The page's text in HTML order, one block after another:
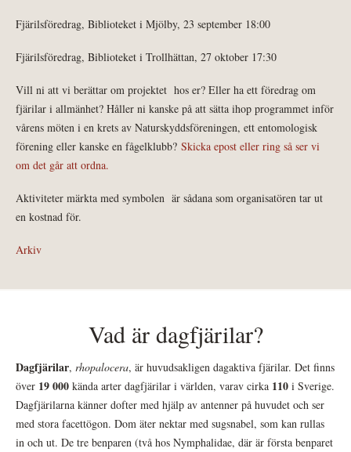
Fjärilsföredrag, Biblioteket i Mjölby, 23 september 18:00
Fjärilsföredrag, Biblioteket i Trollhättan, 27 oktober 17:30
Vill ni att vi berättar om projektet hos er? Eller ha ett föredrag om
fjärilar i allmänhet? Håller ni kanske på att sätta ihop programmet inför
vårens möten i en krets av Naturskyddsföreningen, ett entomologisk
förening eller kanske en fågelklubb? Skicka epost eller ring så ser vi
om det går att ordna.
Aktiviteter märkta med symbolen är sådana som organisatören tar ut
en kostnad för.
Arkiv
Vad är dagfjärilar?
Dagfjärilar, rhopalocera, är huvudsakligen dagaktiva fjärilar. Det finns
över 19 000 kända arter dagfjärilar i världen, varav cirka 110 i Sverige.
Dagfjärilarna känner dofter med hjälp av antenner på huvudet och ser
med stora facettögon. Dom äter nektar med sugsnabel, som kan rullas
in och ut. De tre benparen (två hos Nymphalidae, där är första benparet